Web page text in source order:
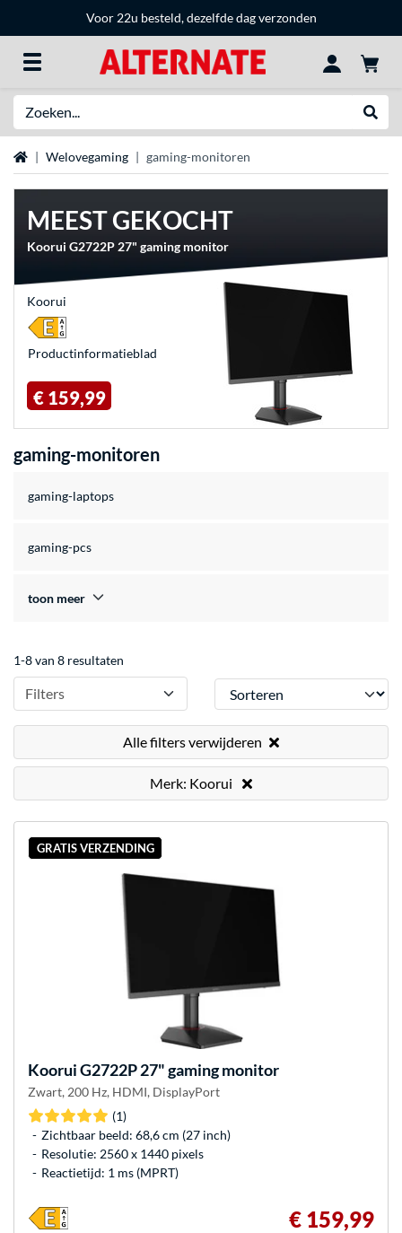
Voor 22u besteld, dezelfde dag verzonden
HomeWelovegaming gaming-monitoren
MEEST GEKOCHT
Koorui G2722P 27" gaming monitor
Koorui
Product­informatieblad
€ 159,99
gaming-monitoren
gaming-laptops
gaming-pcs
toon meer
1-8 van 8 resultaten
Filters Sorteren
Alle filters verwijderen
Merk: Koorui
GRATIS VERZENDING
KooruiG2722P 27" gaming monitor
Zwart, 200 Hz, HDMI, DisplayPort
(1)
Zichtbaar beeld: 68,6 cm (27 inch)
Resolutie: 2560 x 1440 pixels
Reactietijd: 1 ms (MPRT)
€ 159,99